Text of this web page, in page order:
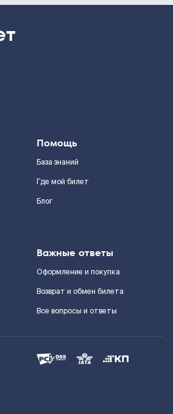
Помощь
База знаний
Где мой билет
Блог
Важные ответы
Оформление и покупка
Возврат и обмен билета
Все вопросы и ответы